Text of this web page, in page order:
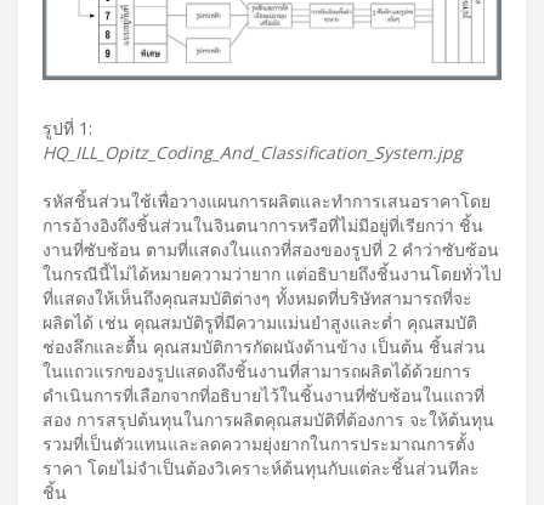
รูปที่ 1:
HQ_ILL_Opitz_Coding_And_Classification_System.jpg
รหัสชิ้นส่วนใช้เพื่อวางแผนการผลิตและทำการเสนอราคาโดย
การอ้างอิงถึงชิ้นส่วนในจินตนาการหรือที่ไม่มีอยู่ที่เรียกว่า ชิ้น
งานที่ซับซ้อน ตามที่แสดงในแถวที่สองของรูปที่ 2 คำว่าซับซ้อน
ในกรณีนี้ไม่ได้หมายความว่ายาก แต่อธิบายถึงชิ้นงานโดยทั่วไป
ที่แสดงให้เห็นถึงคุณสมบัติต่างๆ ทั้งหมดที่บริษัทสามารถที่จะ
ผลิตได้ เช่น คุณสมบัติรูที่มีความแม่นยำสูงและต่ำ คุณสมบัติ
ช่องลึกและตื้น คุณสมบัติการกัดผนังด้านข้าง เป็นต้น ชิ้นส่วน
ในแถวแรกของรูปแสดงถึงชิ้นงานที่สามารถผลิตได้ด้วยการ
ดำเนินการที่เลือกจากที่อธิบายไว้ในชิ้นงานที่ซับซ้อนในแถวที่
สอง การสรุปต้นทุนในการผลิตคุณสมบัติที่ต้องการ จะให้ต้นทุน
รวมที่เป็นตัวแทนและลดความยุ่งยากในการประมาณการตั้ง
ราคา โดยไม่จำเป็นต้องวิเคราะห์ต้นทุนกับแต่ละชิ้นส่วนทีละ
ชิ้น